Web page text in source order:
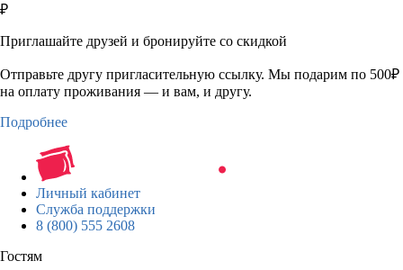
₽
Приглашайте друзей и бронируйте со скидкой
Отправьте другу пригласительную ссылку. Мы подарим по 500₽
на оплату проживания — и вам, и другу.
Подробнее
Личный кабинет
Служба поддержки
8 (800) 555 2608
Гостям